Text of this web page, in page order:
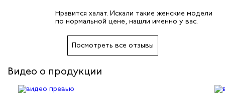
Нравится халат. Искали такие женские модели
по нормальной цене, нашли именно у вас.
Посмотреть все отзывы
Видео о продукции